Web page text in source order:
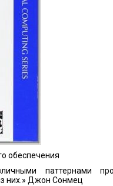
обеспечения
паттернами
них.» Джон Сонмец